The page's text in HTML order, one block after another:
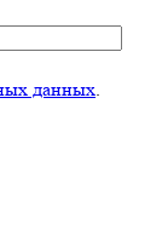
данных.